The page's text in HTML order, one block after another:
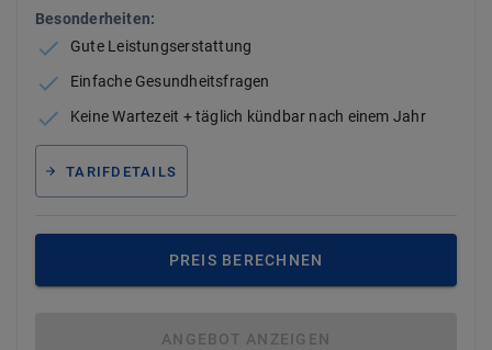
Besonderheiten:
Gute Leistungserstattung
Einfache Gesundheitsfragen
Keine Wartezeit + täglich kündbar nach einem Jahr
TARIFDETAILS
PREIS BERECHNEN
ANGEBOT ANZEIGEN